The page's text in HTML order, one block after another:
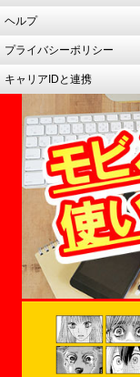
ヘルプ
プライバシーポリシー
キャリアIDと連携